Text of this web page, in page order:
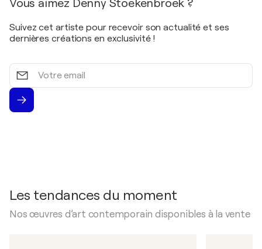
Vous aimez Denny Stoekenbroek ?
Suivez cet artiste pour recevoir son actualité et ses
dernières créations en exclusivité !
Votre
email
Les tendances du moment
Nos œuvres d’art contemporain disponibles à la vente